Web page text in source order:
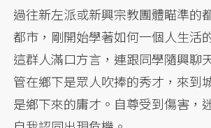
過往新左派或新興宗教團體瞄準的
都市，剛開始學著如何一個人生活
這群人滿口方言，連跟同學隨興聊
管在鄉下是眾人吹捧的秀才，來到
是鄉下來的庸才。自尊受到傷害，